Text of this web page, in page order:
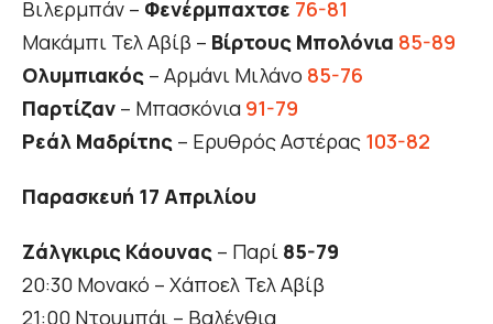
Βιλερμπάν – Φενέρμπαχτσε 76-81
Μακάμπι Τελ Αβίβ – Βίρτους Μπολόνια 85-89
Ολυμπιακός – Αρμάνι Μιλάνο 85-76
Παρτίζαν – Μπασκόνια 91-79
Ρεάλ Μαδρίτης – Ερυθρός Αστέρας 103-82
Παρασκευή 17 Απριλίου
Ζάλγκιρις Κάουνας – Παρί 85-79
20:30 Μονακό – Χάποελ Τελ Αβίβ
21:00 Ντουμπάι – Βαλένθια